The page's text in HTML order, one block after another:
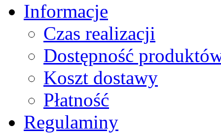
Informacje
Czas realizacji
Dostępność
Koszt dostawy
Płatność
Regulaminy